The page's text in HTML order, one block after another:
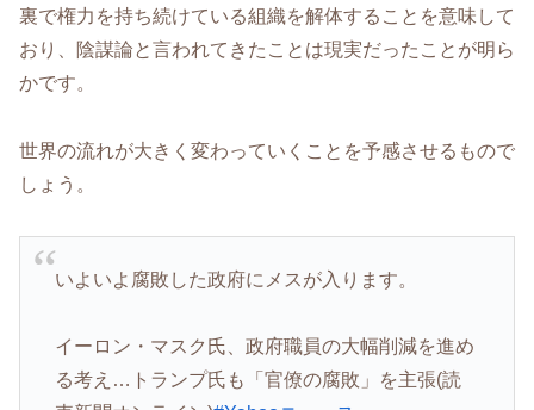
裏で権力を持ち続けている組織を解体することを意味して
おり、陰謀論と言われてきたことは現実だったことが明ら
かです。
世界の流れが大きく変わっていくことを予感させるもので
しょう。
いよいよ腐敗した政府にメスが入ります。
イーロン・マスク氏、政府職員の大幅削減を進め
る考え…トランプ氏も「官僚の腐敗」を主張(読